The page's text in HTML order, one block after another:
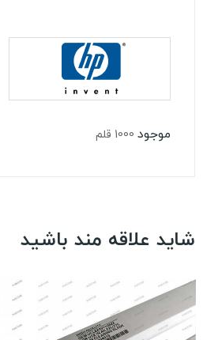
موجود 1000 قلم
شاید علاقه مند باشید